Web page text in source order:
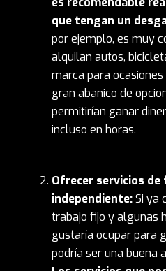
que tengan un
por ejemplo, es muy
alquilan autos,
marca para
gran abanico de
permitirían ganar
incluso en horas.
Ofrecer servicios de
independiente:Si ya
trabajo fijo y algunas
gustaría ocupar para
podría ser una buena